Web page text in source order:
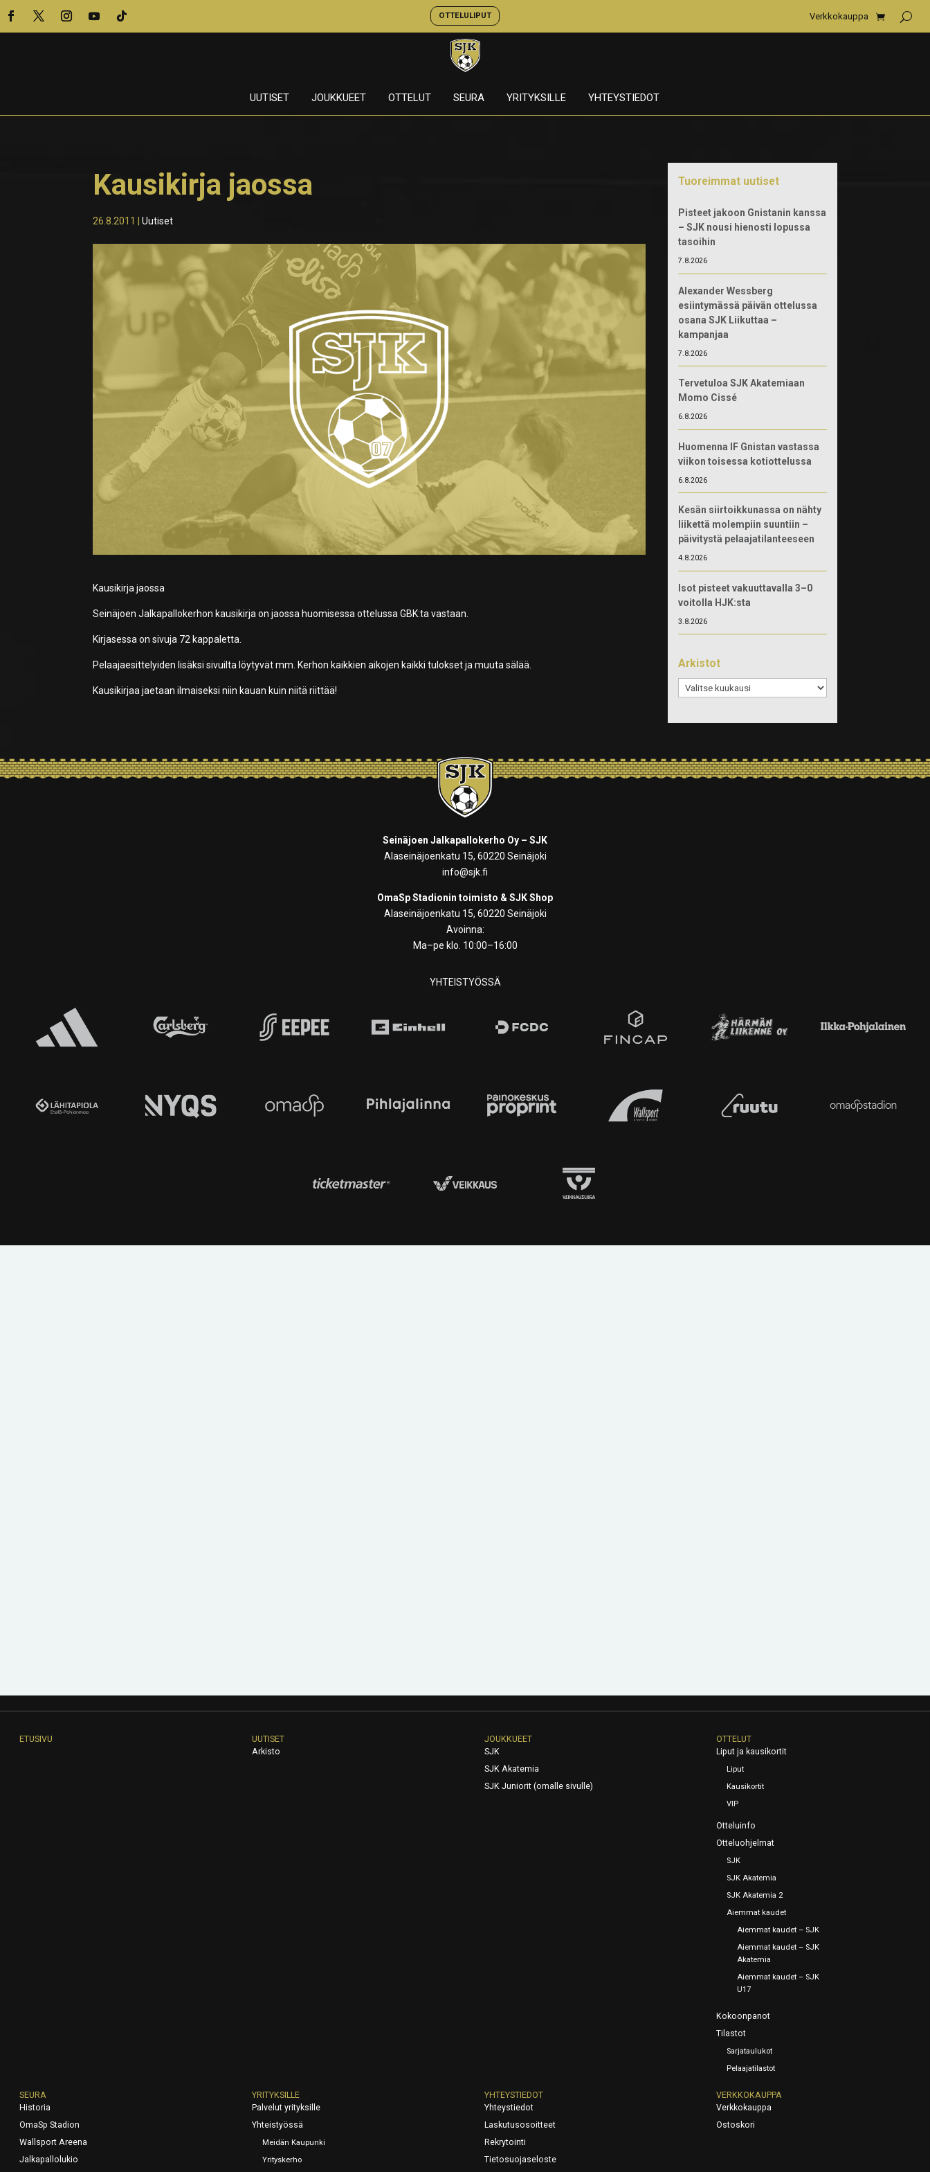
OTTELULIPUT Verkkokauppa
UUTISET JOUKKUEET OTTELUT SEURA YRITYKSILLE YHTEYSTIEDOT
Kausikirja jaossa
26.8.2011 |Uutiset
Kausikirja jaossa
Seinäjoen Jalkapallokerhon kausikirja on jaossa huomisessa ottelussa GBK:ta vastaan.
Kirjasessa on sivuja 72 kappaletta.
Pelaajaesittelyiden lisäksi sivuilta löytyvät mm. Kerhon kaikkien aikojen kaikki tulokset ja muuta sälää.
Kausikirjaa jaetaan ilmaiseksi niin kauan kuin niitä riittää!
Tuoreimmat uutiset
Pisteet jakoon Gnistanin kanssa
– SJK nousi hienosti lopussa
tasoihin
7.8.2026
Alexander Wessberg
esiintymässä päivän ottelussa
osana SJK Liikuttaa –
kampanjaa
7.8.2026
Tervetuloa SJK Akatemiaan
Momo Cissé
6.8.2026
Huomenna IF Gnistan vastassa
viikon toisessa kotiottelussa
6.8.2026
Kesän siirtoikkunassa on nähty
liikettä molempiin suuntiin –
päivitystä pelaajatilanteeseen
4.8.2026
Isot pisteet vakuuttavalla 3–0
voitolla HJK:sta
3.8.2026
Arkistot
Arkistot
Seinäjoen Jalkapallokerho Oy – SJK
Alaseinäjoenkatu 15, 60220 Seinäjoki
info@sjk.fi
OmaSp Stadionin toimisto & SJK Shop
Alaseinäjoenkatu 15, 60220 Seinäjoki
Avoinna:
Ma–pe klo. 10:00–16:00
YHTEISTYÖSSÄ
ETUSIVU
UUTISET
Arkisto
JOUKKUEET
SJK
SJK Akatemia
SJK Juniorit (omalle sivulle)
OTTELUT
Liput ja kausikortit
Liput
Kausikortit
VIP
Otteluinfo
Otteluohjelmat
SJK
SJK Akatemia
SJK Akatemia 2
Aiemmat kaudet
Aiemmat kaudet – SJK
Aiemmat kaudet – SJK
Akatemia
Aiemmat kaudet – SJK
U17
Kokoonpanot
Tilastot
Sarjataulukot
Pelaajatilastot
SEURA
Historia
OmaSp Stadion
Wallsport Areena
Jalkapallolukio
YRITYKSILLE
Palvelut yrityksille
Yhteistyössä
Meidän Kaupunki
Yrityskerho
YHTEYSTIEDOT
Yhteystiedot
Laskutusosoitteet
Rekrytointi
Tietosuojaseloste
VERKKOKAUPPA
Verkkokauppa
Ostoskori